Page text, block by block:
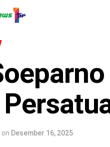
on Desember 16, 2025